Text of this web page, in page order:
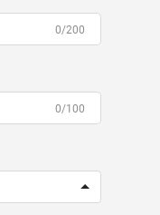
0/200
0/100